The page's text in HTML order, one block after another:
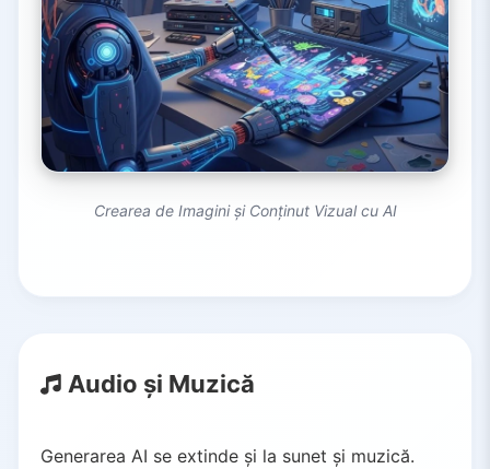
Crearea de Imagini și Conținut Vizual cu AI
Audio și Muzică
Generarea AI se extinde și la sunet și muzică.